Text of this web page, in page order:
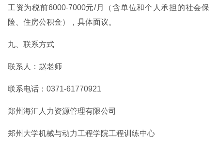
工资为税前6000-7000元/月（含单位和个人承担的社会保
险、住房公积金），具体面议。
九、联系方式
联系人：赵老师
联系电话：0371-61770921
郑州海汇人力资源管理有限公司
郑州大学机械与动力工程学院工程训练中心